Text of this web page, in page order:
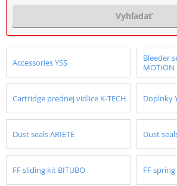
Vyhľadať
Accessories YSS
Bleeder
MOTION
Cartridge prednej vidlice K-TECH Doplnky
Dust seals ARIETE Dust
FF sliding kit BITUBO FF spring